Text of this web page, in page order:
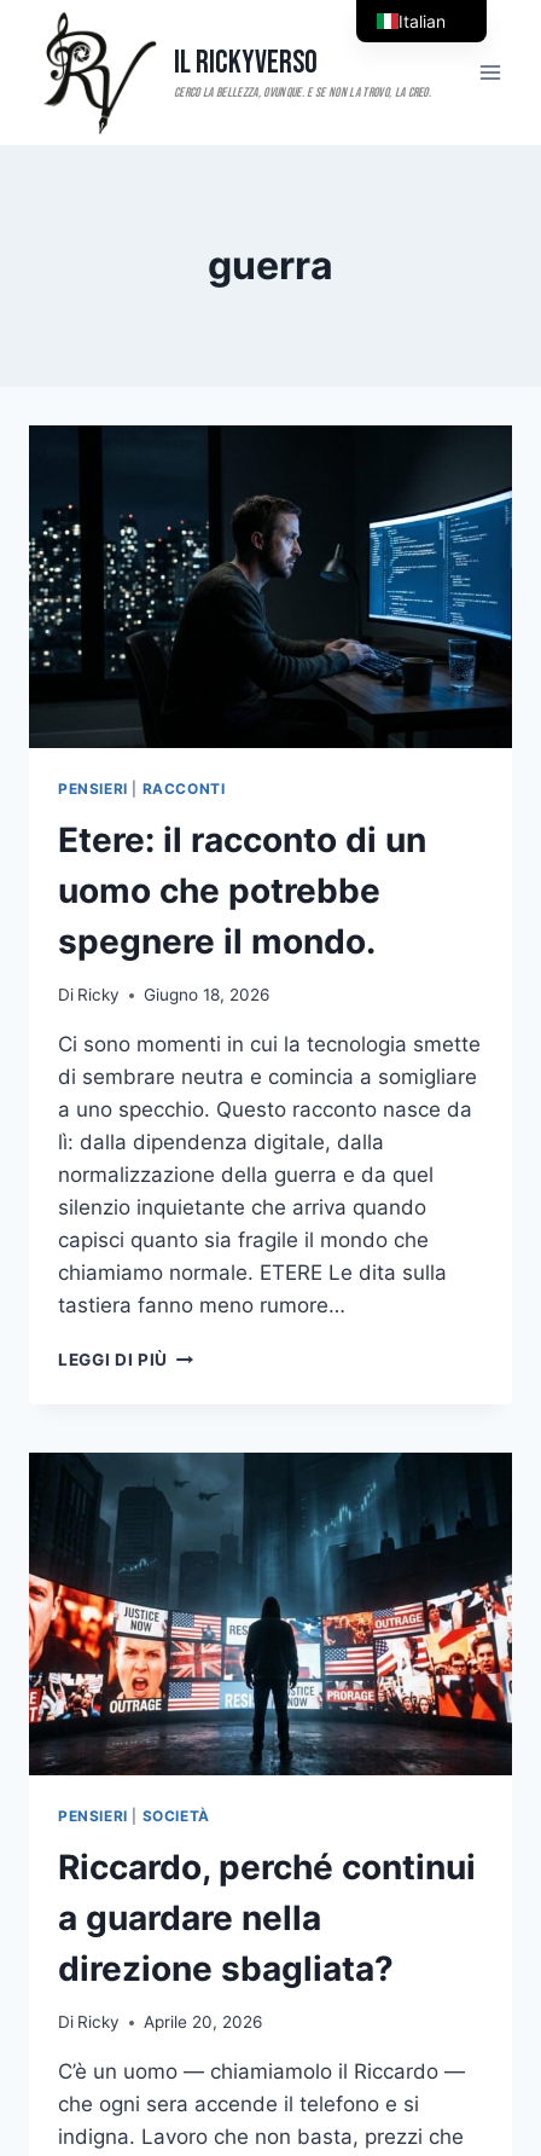
contenuto
Il RickyVerso
guerra
PENSIERI RACCONTI
Etere: il racconto di un
uomo che potrebbe
spegnere il mondo.
Di Ricky Giugno 18, 2026
Ci sono momenti in cui la tecnologia smette
di sembrare neutra e comincia a somigliare
a uno specchio. Questo racconto nasce da
lì: dalla dipendenza digitale, dalla
normalizzazione della guerra e da quel
silenzio inquietante che arriva quando
capisci quanto sia fragile il mondo che
chiamiamo normale. ETERE Le dita sulla
tastiera fanno meno rumore…
LEGGI DI PIÙ ETERE:
UN
UOMO
CHE
POTREBBE
SPEGNERE
MONDO.
PENSIERI SOCIETÀ
Riccardo, perché continui
a guardare nella
direzione sbagliata?
Di Ricky Aprile 20, 2026
C’è un uomo — chiamiamolo il Riccardo —
che ogni sera accende il telefono e si
indigna. Lavoro che non basta, prezzi che
Italian